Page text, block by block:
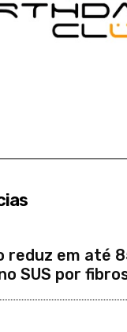
reduz em até
SUS por